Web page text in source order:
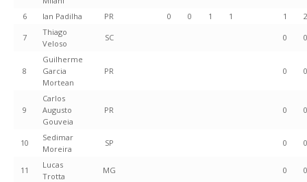
6 Ian Padilha PR 0 0 1 1 1 2
7
Thiago
Veloso
SC 0 0
8
Guilherme
Garcia
Mortean
PR 0 0
9
Carlos
Augusto
Gouveia
PR 0 0
10
Sedimar
Moreira
SP 0 0
11
Lucas
Trotta
MG 0 0